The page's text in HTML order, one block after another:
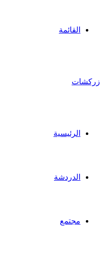
القائمة
زركشات
الرئيسية
الدردشة
مجتمع